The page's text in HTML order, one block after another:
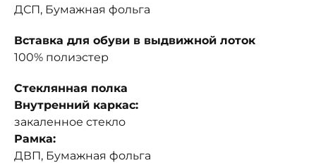
ДСП, Бумажная фольга
Вставка для обуви в выдвижной лоток
100% полиэстер
Стеклянная полка
Внутренний каркас:
закаленное стекло
Рамка:
ДВП, Бумажная фольга